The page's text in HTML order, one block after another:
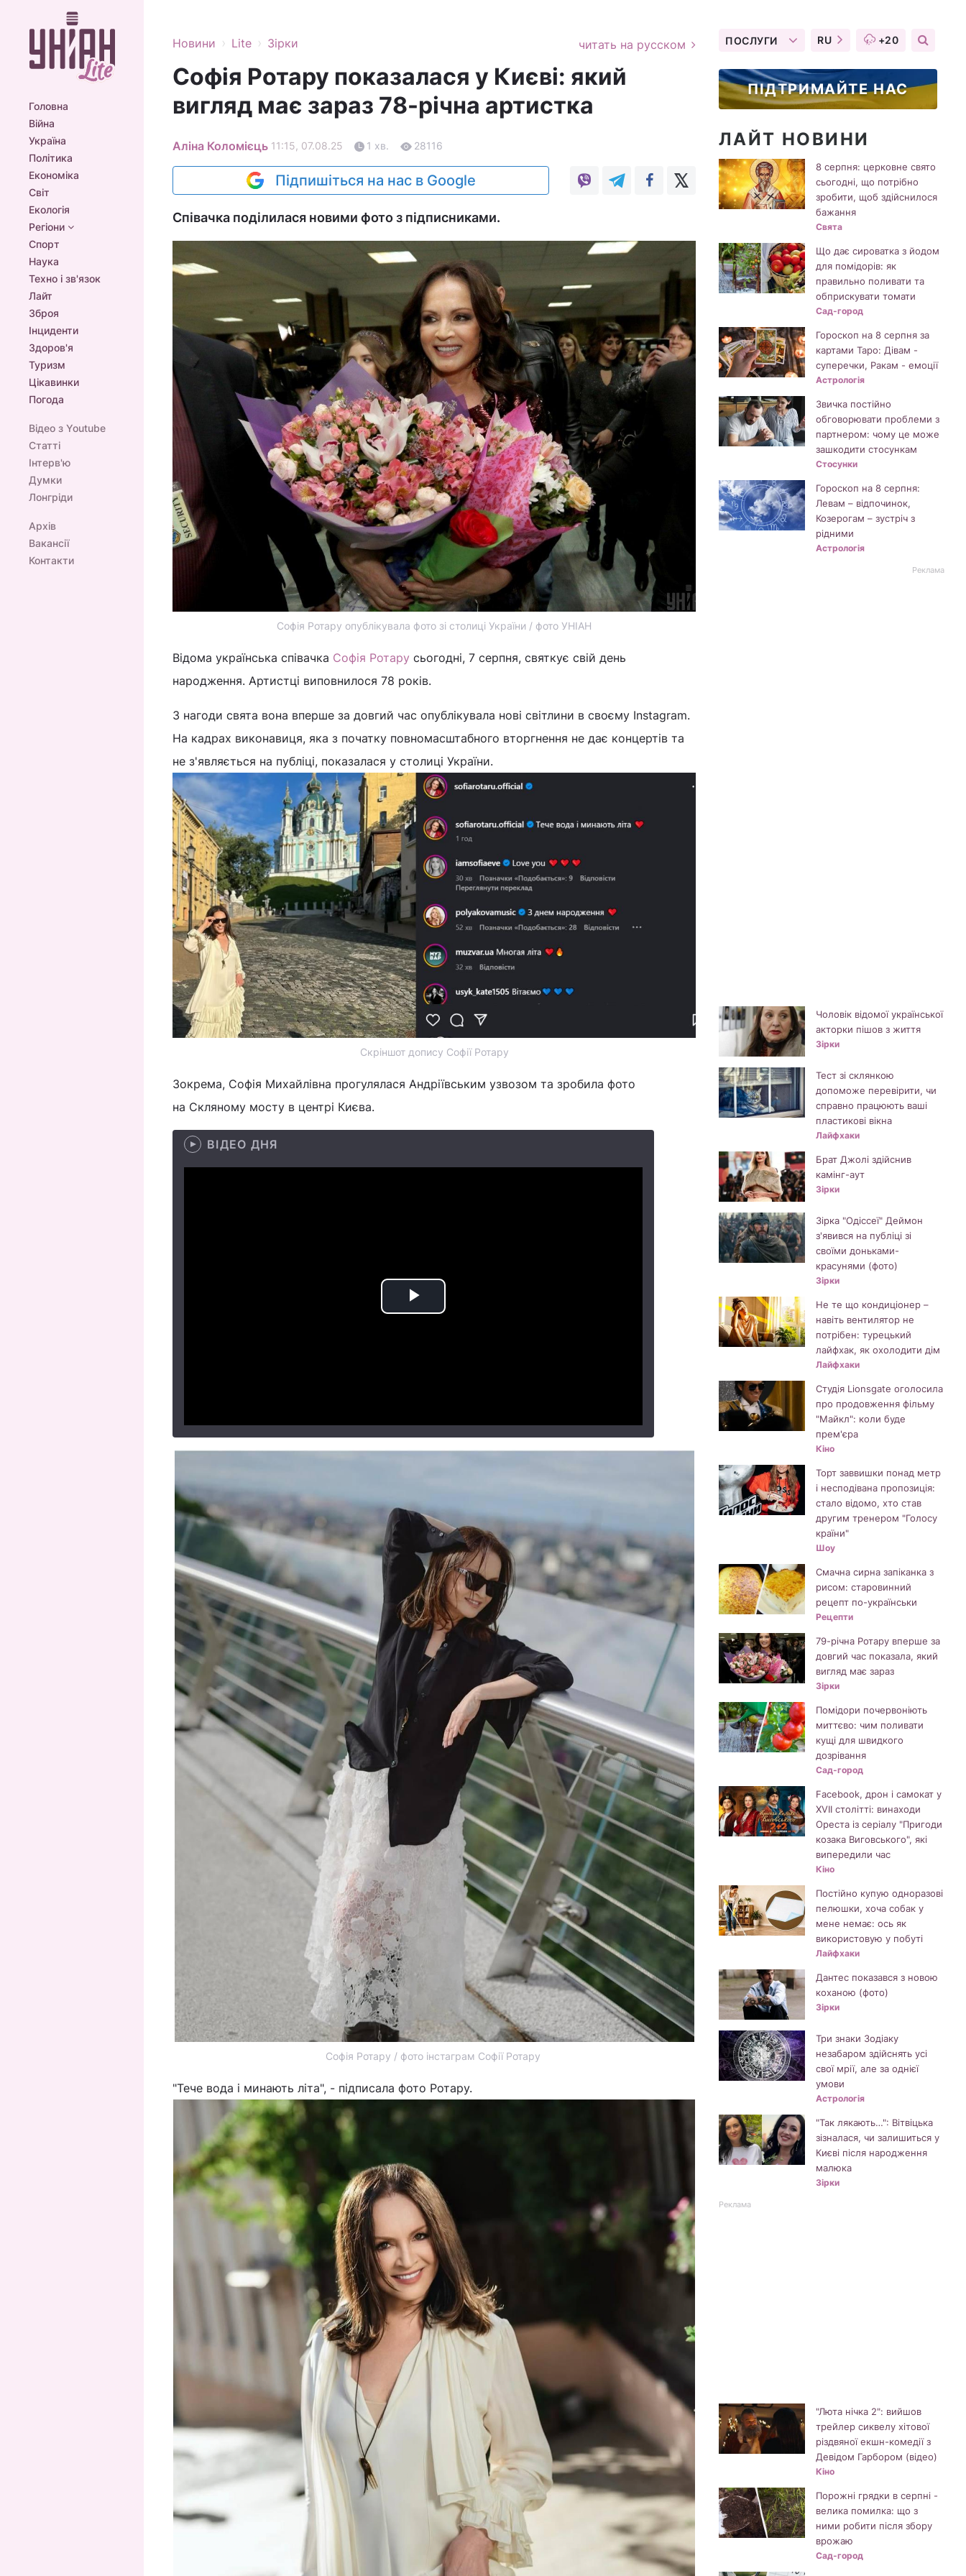
Головна
Війна
Україна
Політика
Економіка
Світ
Екологія
Регіони
Спорт
Наука
Техно і зв'язок
Лайт
Зброя
Інциденти
Здоров'я
Туризм
Цікавинки
Погода
Відео з Youtube
Статті
Інтерв'ю
Думки
Лонгріди
Архів
Вакансії
Контакти
Новини › Lite › Зірки читать на русском
Софія Ротару показалася у Києві: який
вигляд має зараз 78-річна артистка
Аліна Коломієць 11:15, 07.08.25 1 хв. 28116
Підпишіться на нас в Google
Співачка поділилася новими фото з підписниками.
Софія Ротару опублікувала фото зі столиці України / фото УНІАН
Відома українська співачка Софія Ротару сьогодні, 7 серпня, святкує свій день
народження. Артистці виповнилося 78 років.
З нагоди свята вона вперше за довгий час опублікувала нові світлини в своєму Instagram.
На кадрах виконавиця, яка з початку повномасштабного вторгнення не дає концертів та
не з'являється на публіці, показалася у столиці України.
Скріншот допису Софії Ротару
Зокрема, Софія Михайлівна прогулялася Андріївським узвозом та зробила фото
на Скляному мосту в центрі Києва.
ВІДЕО ДНЯ
Play
Софія Ротару / фото інстаграм Софії Ротару
"Тече вода і минають літа", - підписала фото Ротару.
ПОСЛУГИ RU +20
ПІДТРИМАЙТЕ НАС
ЛАЙТ НОВИНИ
8 серпня: церковне свято
сьогодні, що потрібно
зробити, щоб здійснилося
бажання
Свята
Що дає сироватка з йодом
для помідорів: як
правильно поливати та
обприскувати томати
Сад-город
Гороскоп на 8 серпня за
картами Таро: Дівам -
суперечки, Ракам - емоції
Астрологія
Звичка постійно
обговорювати проблеми з
партнером: чому це може
зашкодити стосункам
Стосунки
Гороскоп на 8 серпня:
Левам – відпочинок,
Козерогам – зустріч з
рідними
Астрологія
Реклама
Чоловік відомої української
акторки пішов з життя
Зірки
Тест зі склянкою
допоможе перевірити, чи
справно працюють ваші
пластикові вікна
Лайфхаки
Брат Джолі здійснив
камінг-аут
Зірки
Зірка "Одіссеї" Деймон
з'явився на публіці зі
своїми доньками-
красунями (фото)
Зірки
Не те що кондиціонер –
навіть вентилятор не
потрібен: турецький
лайфхак, як охолодити дім
Лайфхаки
Студія Lionsgate оголосила
про продовження фільму
"Майкл": коли буде
прем'єра
Кіно
Торт заввишки понад метр
і несподівана пропозиція:
стало відомо, хто став
другим тренером "Голосу
країни"
Шоу
Смачна сирна запіканка з
рисом: старовинний
рецепт по-українськи
Рецепти
79-річна Ротару вперше за
довгий час показала, який
вигляд має зараз
Зірки
Помідори почервоніють
миттєво: чим поливати
кущі для швидкого
дозрівання
Сад-город
Facebook, дрон і самокат у
XVII столітті: винаходи
Ореста із серіалу "Пригоди
козака Виговського", які
випередили час
Кіно
Постійно купую одноразові
пелюшки, хоча собак у
мене немає: ось як
використовую у побуті
Лайфхаки
Дантес показався з новою
коханою (фото)
Зірки
Три знаки Зодіаку
незабаром здійснять усі
свої мрії, але за однієї
умови
Астрологія
"Так лякають…": Вітвіцька
зізналася, чи залишиться у
Києві після народження
малюка
Зірки
Реклама
"Люта нічка 2": вийшов
трейлер сиквелу хітової
різдвяної екшн-комедії з
Девідом Гарбором (відео)
Кіно
Порожні грядки в серпні -
велика помилка: що з
ними робити після збору
врожаю
Сад-город